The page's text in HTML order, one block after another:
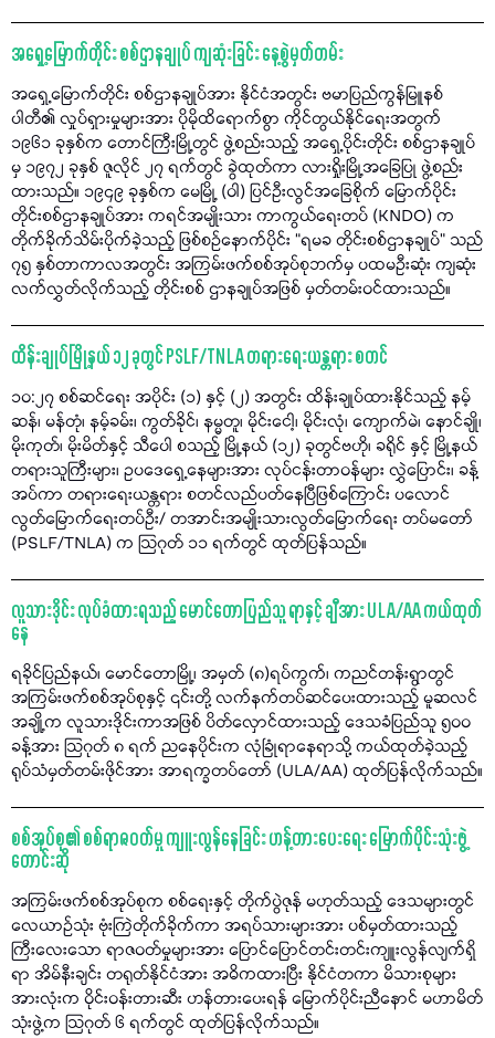
အရှေ့မြောက်တိုင်း စစ်ဌာနချုပ် ကျဆုံးခြင်း နေ့စွဲမှတ်တမ်း
အရှေ့မြောက်တိုင်း စစ်ဌာနချုပ်အား နိုင်ငံအတွင်း ဗမာပြည်ကွန်မြူနစ်
ပါတီ၏ လှုပ်ရှားမှုများအား ပိုမိုထိရောက်စွာ ကိုင်တွယ်နိုင်ရေးအတွက်
၁၉၆၁ ခုနှစ်က တောင်ကြီးမြို့တွင် ဖွဲ့စည်းသည့် အရှေ့ပိုင်းတိုင်း စစ်ဌာနချုပ်
မှ ၁၉၇၂ ခုနှစ် ဇူလိုင် ၂၇ ရက်တွင် ခွဲထုတ်ကာ လားရှိုးမြို့အခြေပြု ဖွဲ့စည်း
ထားသည်။ ၁၉၄၉ ခုနှစ်က မေမြို့ (ဝါ) ပြင်ဦးလွင်အခြေစိုက် မြောက်ပိုင်း
တိုင်းစစ်ဌာနချုပ်အား ကရင်အမျိုးသား ကာကွယ်ရေးတပ် (KNDO) က
တိုက်ခိုက်သိမ်းပိုက်ခဲ့သည့် ဖြစ်စဉ်နောက်ပိုင်း “ရမခ တိုင်းစစ်ဌာနချုပ်” သည်
၇၅ နှစ်တာကာလအတွင်း အကြမ်းဖက်စစ်အုပ်စုဘက်မှ ပထမဦးဆုံး ကျဆုံး
လက်လွှတ်လိုက်သည့် တိုင်းစစ် ဌာနချုပ်အဖြစ် မှတ်တမ်းဝင်ထားသည်။
ထိန်းချုပ်မြို့နယ် ၁၂ ခုတွင် PSLF/TNLA တရားရေးယန္တရား စတင်
၁၀:၂၇ စစ်ဆင်ရေး အပိုင်း (၁) နှင့် (၂) အတွင်း ထိန်းချုပ်ထားနိုင်သည့် နမ့်
ဆန်၊ မန်တုံ၊ နမ့်ခမ်း၊ ကွတ်ခိုင်၊ နမ္မတူ၊ မိုင်းငေါ့၊ မိုင်းလုံ၊ ကျောက်မဲ၊ နောင်ချို၊
မိုးကုတ်၊ မိုးမိတ်နှင့် သီပေါ စသည့် မြို့နယ် (၁၂) ခုတွင်ဗဟို၊ ခရိုင် နှင့် မြို့နယ်
တရားသူကြီးများ၊ ဥပဒေရှေ့နေများအား လုပ်ငန်းတာဝန်များ လွှဲပြောင်း၊ ခန့်
အပ်ကာ တရားရေးယန္တရား စတင်လည်ပတ်နေပြီဖြစ်ကြောင်း ပလောင်
လွတ်မြောက်ရေးတပ်ဦး/ တအာင်းအမျိုးသားလွတ်မြောက်ရေး တပ်မတော်
(PSLF/TNLA) က သြဂုတ် ၁၁ ရက်တွင် ထုတ်ပြန်သည်။
လူသားဒိုင်း လုပ်ခံထားရသည့် မောင်တောပြည်သူ ရာနှင့် ချီအား ULA/AA ကယ်ထုတ်
နေ
ရခိုင်ပြည်နယ်၊ မောင်တောမြို့၊ အမှတ် (၈)ရပ်ကွက်၊ ကညင်တန်းရွာတွင်
အကြမ်းဖက်စစ်အုပ်စုနှင့် ၎င်းတို့ လက်နက်တပ်ဆင်ပေးထားသည့် မူဆလင်
အချို့က လူသားဒိုင်းကာအဖြစ် ပိတ်လှောင်ထားသည့် ဒေသခံပြည်သူ ၅၀၀
ခန့်အား သြဂုတ် ၈ ရက် ညနေပိုင်းက လုံခြုံရာနေရာသို့ ကယ်ထုတ်ခဲ့သည့်
ရုပ်သံမှတ်တမ်းဖိုင်အား အာရက္ခတပ်တော် (ULA/AA) ထုတ်ပြန်လိုက်သည်။
စစ်အုပ်စု၏ စစ်ရာဇဝတ်မှု ကျူးလွန်နေခြင်း ဟန့်တားပေးရေး မြောက်ပိုင်းသုံးဖွဲ့
တောင်းဆို
အကြမ်းဖက်စစ်အုပ်စုက စစ်ရေးနှင့် တိုက်ပွဲဇုန် မဟုတ်သည့် ဒေသများတွင်
လေယာဉ်သုံး ဗုံးကြဲတိုက်ခိုက်ကာ အရပ်သားများအား ပစ်မှတ်ထားသည့်
ကြီးလေးသော ရာဇဝတ်မှုများအား ပြောင်ပြောင်တင်းတင်းကျူးလွန်လျက်ရှိ
ရာ အိမ်နီးချင်း တရုတ်နိုင်ငံအား အဓိကထားပြီး နိုင်ငံတကာ မိသားစုများ
အားလုံးက ဝိုင်းဝန်းတားဆီး ဟန်တားပေးရန် မြောက်ပိုင်းညီနောင် မဟာမိတ်
သုံးဖွဲ့က သြဂုတ် ၆ ရက်တွင် ထုတ်ပြန်လိုက်သည်။